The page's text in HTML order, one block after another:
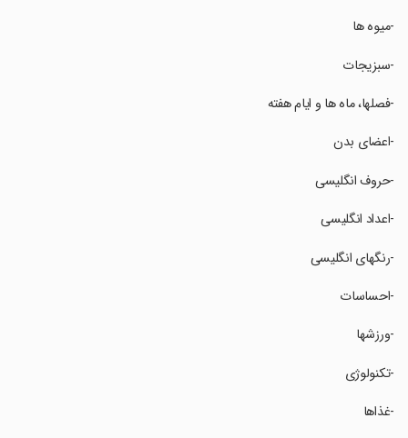
‏‏-میوه ها
‏‏-سبزیجات
‏‏-فصلها، ماه ها و ایام هفته
‏‏-اعضای بدن
‏‏-حروف انگلیسی
‏‏-اعداد انگلیسی
‏‏-رنگهای انگلیسی
‏‏-احساسات
‏‏-ورزشها
‏‏-تکنولوژی
‏‏-غذاها